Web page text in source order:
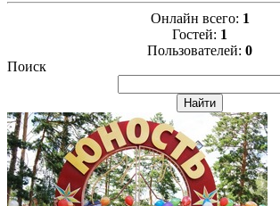
Онлайн всего: 1
Гостей: 1
Пользователей: 0
Поиск